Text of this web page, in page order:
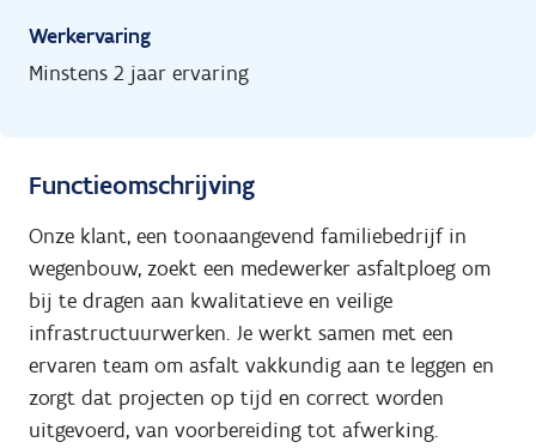
Werkervaring
Minstens 2 jaar ervaring
Functieomschrijving
Onze klant, een toonaangevend familiebedrijf in
wegenbouw, zoekt een medewerker asfaltploeg om
bij te dragen aan kwalitatieve en veilige
infrastructuurwerken. Je werkt samen met een
ervaren team om asfalt vakkundig aan te leggen en
zorgt dat projecten op tijd en correct worden
uitgevoerd, van voorbereiding tot afwerking.